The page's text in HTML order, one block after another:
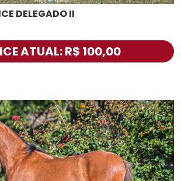
DELEGADO II
ATUAL: R$ 100,00